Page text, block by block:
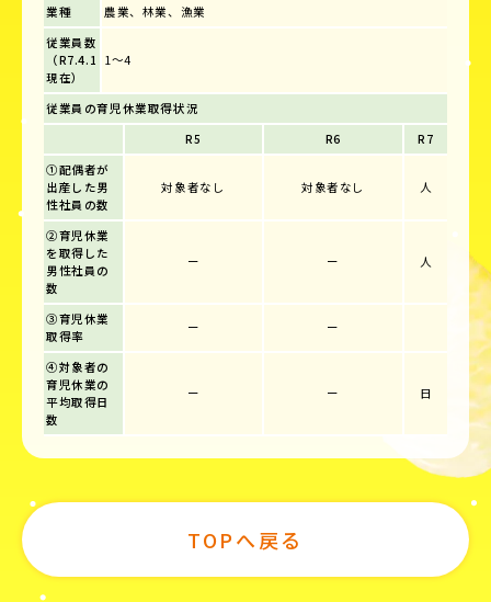
業種
農業、林業、漁業
従業員数
（R7.4.1
現在）
1～4
従業員の育児休業取得状況
R5
R6
R7
①配偶者が
出産した男
性社員の数
対象者なし 対象者なし 人
②育児休業
を取得した
男性社員の
数
ー ー 人
③育児休業
取得率
ー ー
④対象者の
育児休業の
平均取得日
数
ー ー 日
TOPへ戻る